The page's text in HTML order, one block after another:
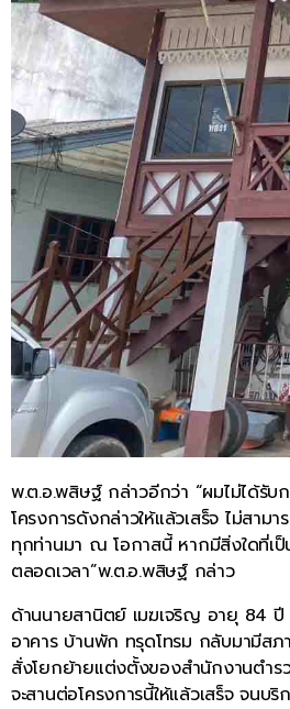
พ.ต.อ.พสิษฐ์ กล่าวอีกว่า “ผมไม่ได้รับ
โครงการดังกล่าวให้แล้วเสร็จ ไม่สาม
ทุกท่านมา ณ โอกาสนี้ หากมีสิ่งใดที่เป็น
ตลอดเวลา”พ.ต.อ.พสิษฐ์ กล่าว
ด้านนายสานิตย์ เมฆเจริญ อายุ 84 ปี
อาคาร บ้านพัก ทรุดโทรม กลับมามีส
สั่งโยกย้ายแต่งตั้งของสำนักงานตำ
จะสานต่อโครงการนี้ให้แล้วเสร็จ จนบริ